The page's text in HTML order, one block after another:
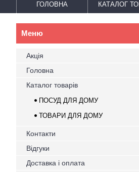
ГОЛОВНА КАТАЛОГ
Акція
Головна
Каталог товарів
ПОСУД ДЛЯ ДОМУ
ТОВАРИ ДЛЯ ДОМУ
Контакти
Відгуки
Доставка і оплата